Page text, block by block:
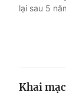
lại sau 5
Khai